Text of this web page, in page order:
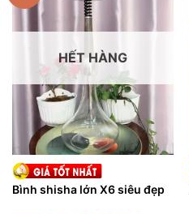
HẾT HÀNG
Bình shisha lớn X6 siêu đẹp